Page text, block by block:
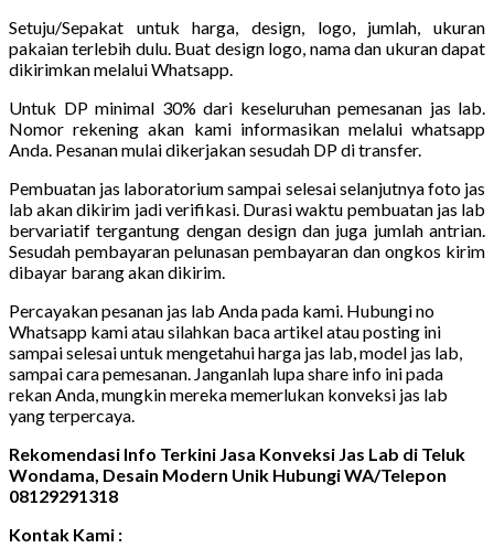
Setuju/Sepakat untuk harga, design, logo, jumlah, ukuran
pakaian terlebih dulu. Buat design logo, nama dan ukuran dapat
dikirimkan melalui Whatsapp.
Untuk DP minimal 30% dari keseluruhan pemesanan jas lab.
Nomor rekening akan kami informasikan melalui whatsapp
Anda. Pesanan mulai dikerjakan sesudah DP di transfer.
Pembuatan jas laboratorium sampai selesai selanjutnya foto jas
lab akan dikirim jadi verifikasi. Durasi waktu pembuatan jas lab
bervariatif tergantung dengan design dan juga jumlah antrian.
Sesudah pembayaran pelunasan pembayaran dan ongkos kirim
dibayar barang akan dikirim.
Percayakan pesanan jas lab Anda pada kami. Hubungi no
Whatsapp kami atau silahkan baca artikel atau posting ini
sampai selesai untuk mengetahui harga jas lab, model jas lab,
sampai cara pemesanan. Janganlah lupa share info ini pada
rekan Anda, mungkin mereka memerlukan konveksi jas lab
yang terpercaya.
Rekomendasi Info Terkini Jasa Konveksi Jas Lab di Teluk
Wondama, Desain Modern Unik Hubungi WA/Telepon
08129291318
Kontak Kami :